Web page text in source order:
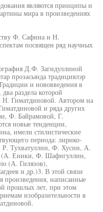
являются принципы и
мира в произведениях
Ф. Сафина и Н.
посвящен ряд научных
Д.Ф. Загидуллиной
прозасында традициялэр
и нововведения в
раздела которой
Гиматдиновой. Автором на
и ряда других
Ф. Байрамовой, Г.
новые тенденции,
имели стилистические
периода: лирико-
Р. Тухватуллин, Ф. Хусни, А.
(А. Еники, Ф. Шафигуллин,
(А. Гилязов),
и др.)3. В этой связи
произведения, написанные
прошлых лет, при этом
изобразительности в